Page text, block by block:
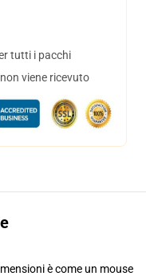
tutti i pacchi
viene ricevuto
è come un mouse